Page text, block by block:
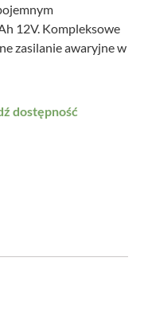
12V. Kompleksowe
zasilanie awaryjne w
dostępność